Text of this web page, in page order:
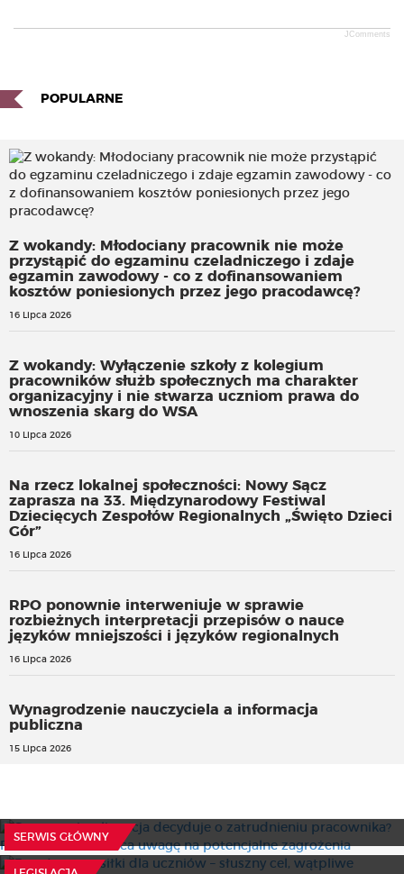
JComments
POPULARNE
Z wokandy: Młodociany pracownik nie może
przystąpić do egzaminu czeladniczego i zdaje
egzamin zawodowy - co z dofinansowaniem
kosztów poniesionych przez jego pracodawcę?
16 Lipca 2026
Z wokandy: Wyłączenie szkoły z kolegium
pracowników służb społecznych ma charakter
organizacyjny i nie stwarza uczniom prawa do
wnoszenia skarg do WSA
10 Lipca 2026
Na rzecz lokalnej społeczności: Nowy Sącz
zaprasza na 33. Międzynarodowy Festiwal
Dziecięcych Zespołów Regionalnych „Święto Dzieci
Gór”
16 Lipca 2026
RPO ponownie interweniuje w sprawie
rozbieżnych interpretacji przepisów o nauce
języków mniejszości i języków regionalnych
16 Lipca 2026
Wynagrodzenie nauczyciela a informacja
publiczna
15 Lipca 2026
SERWIS GŁÓWNY
17 Lipca 2026
Bezpłatne posiłki dla uczniów – słuszny cel, wątpliwe
finansowanie. Relacja z posiedzenia sejmowych komisji
31 Lipca 2026
Centralny Rejestr Umów: zakres przedmiotowy